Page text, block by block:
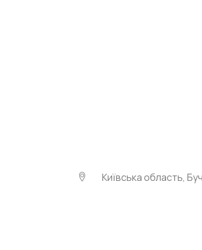
Київська область,